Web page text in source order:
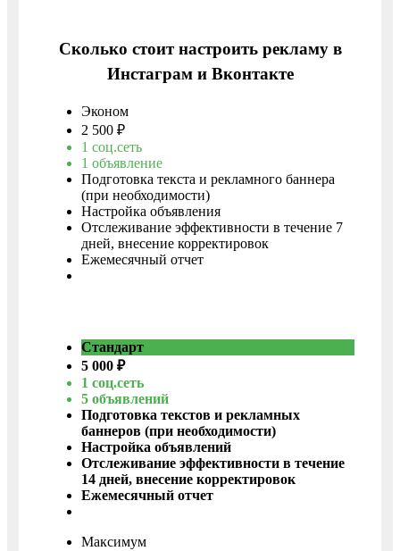
Сколько стоит настроить рекламу в
Инстаграм и Вконтакте
Эконом
2 500 ₽
1 соц.сеть
1 объявление
Подготовка текста и рекламного баннера
(при необходимости)
Настройка объявления
Отслеживание эффективности в течение 7
дней, внесение корректировок
Ежемесячный отчет
Стандарт
5 000 ₽
1 соц.сеть
5 объявлений
Подготовка текстов и рекламных
баннеров (при необходимости)
Настройка объявлений
Отслеживание эффективности в течение
14 дней, внесение корректировок
Ежемесячный отчет
Максимум